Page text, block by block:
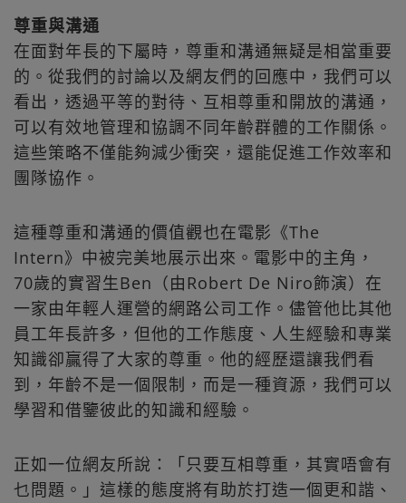
尊重與溝通
在面對年長的下屬時，尊重和溝通無疑是相當重要
的。從我們的討論以及網友們的回應中，我們可以
看出，透過平等的對待、互相尊重和開放的溝通，
可以有效地管理和協調不同年齡群體的工作關係。
這些策略不僅能夠減少衝突，還能促進工作效率和
團隊協作。
這種尊重和溝通的價值觀也在電影《The
Intern》中被完美地展示出來。電影中的主角，
70歲的實習生Ben（由Robert De Niro飾演）在
一家由年輕人運營的網路公司工作。儘管他比其他
員工年長許多，但他的工作態度、人生經驗和專業
知識卻贏得了大家的尊重。他的經歷還讓我們看
到，年齡不是一個限制，而是一種資源，我們可以
學習和借鑒彼此的知識和經驗。
正如一位網友所說：「只要互相尊重，其實唔會有
乜問題。」這樣的態度將有助於打造一個更和諧、